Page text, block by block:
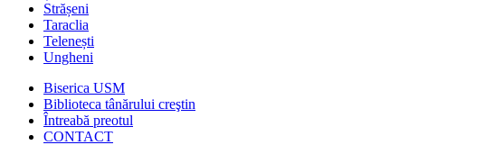
Strășeni
Taraclia
Telenești
Ungheni
Biserica USM
Biblioteca tânărului creştin
Întreabă preotul
CONTACT